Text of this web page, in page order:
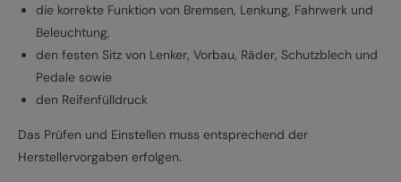
die korrekte Funktion von Bremsen, Lenkung, Fahrwerk und
Beleuchtung,
den festen Sitz von Lenker, Vorbau, Räder, Schutzblech und
Pedale sowie
den Reifenfülldruck
Das Prüfen und Einstellen muss entsprechend der
Herstellervorgaben erfolgen.